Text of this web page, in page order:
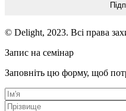
© Delight, 2023. Всі права
Запис на семінар
Заповніть цю форму, щоб